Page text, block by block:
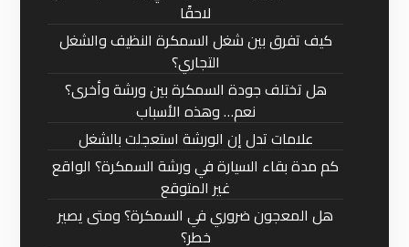
لاحقًا
كيف تفرق بين شغل السمكرة النظيف والشغل
التجاري؟
هل تختلف جودة السمكرة بين ورشة وأخرى؟
نعم… وهذه الأسباب
علامات تدل إن الورشة استعجلت بالشغل
كم مدة بقاء السيارة في ورشة السمكرة؟ الواقع
غير المتوقع
هل المعجون ضروري في السمكرة؟ ومتى يصير
خطر؟